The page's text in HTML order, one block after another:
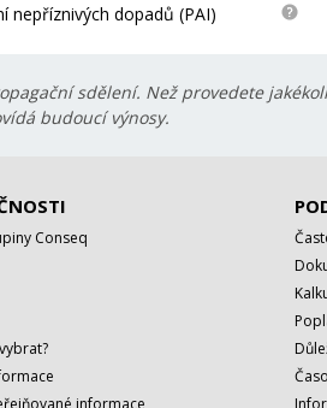
nepříznivých dopadů (PAI)
sdělení. Než provedete
budoucí výnosy.
Conseq
informace